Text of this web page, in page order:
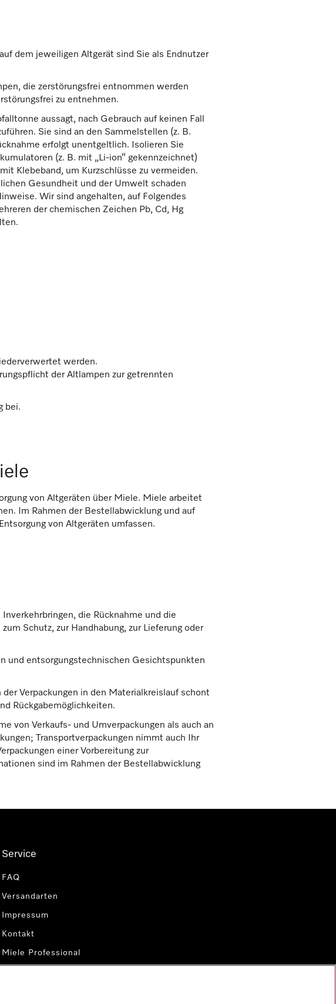
dem jeweiligen Altgerät sind Sie als Endnutzer
die zerstörungsfrei entnommen werden
zu entnehmen.
aussagt, nach Gebrauch auf keinen Fall
Sie sind an den Sammelstellen (z. B.
erfolgt unentgeltlich. Isolieren Sie
(z. B. mit „Li-ion“ gekennzeichnet)
Klebeband, um Kurzschlüsse zu vermeiden.
Gesundheit und der Umwelt schaden
Wir sind angehalten, auf Folgendes
der chemischen Zeichen Pb, Cd, Hg
werden.
der Altlampen zur getrennten
bei.
von Altgeräten über Miele. Miele arbeitet
Im Rahmen der Bestellabwicklung und auf
von Altgeräten umfassen.
die Rücknahme und die
Schutz, zur Handhabung, zur Lieferung oder
und entsorgungstechnischen Gesichtspunkten
Verpackungen in den Materialkreislauf schont
Rückgabemöglichkeiten.
von Verkaufs- und Umverpackungen als auch an
Transportverpackungen nimmt auch Ihr
einer Vorbereitung zur
sind im Rahmen der Bestellabwicklung
Service
FAQ
Versandarten
Impressum
Kontakt
Miele Professional